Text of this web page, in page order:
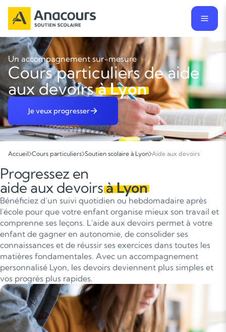
Un accompagnement sur-mesure
Cours particuliers de aide
aux devoirsà Lyon
Je veux progresser
Accueil Cours particuliers Soutien scolaire à Lyon Aide aux devoirs
Progressez en
aide aux devoirsà Lyon
Bénéficiez d’un suivi quotidien ou hebdomadaire après
l'école pour que votre enfant organise mieux son travail et
comprenne ses leçons. L'aide aux devoirs permet à votre
enfant de gagner en autonomie, de consolider ses
connaissances et de réussir ses exercices dans toutes les
matières fondamentales. Avec un accompagnement
personnalisé Lyon, les devoirs deviennent plus simples et
vos progrès plus rapides.